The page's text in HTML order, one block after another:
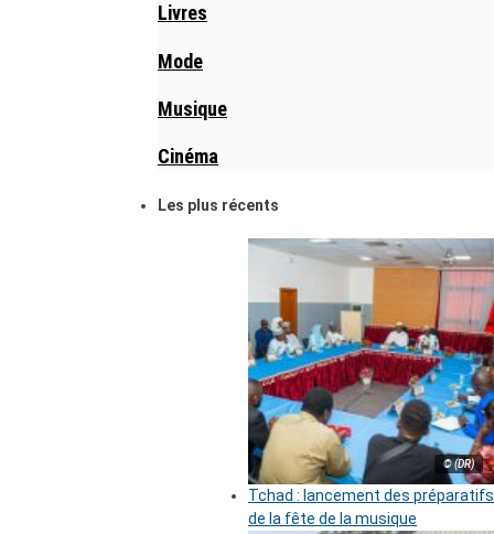
Livres
Mode
Musique
Cinéma
Les plus récents
© (DR)
Tchad : lancement des préparatifs
de la fête de la musique